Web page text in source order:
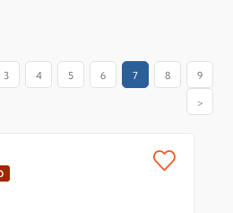
3 4 5 6 7 8 9
>